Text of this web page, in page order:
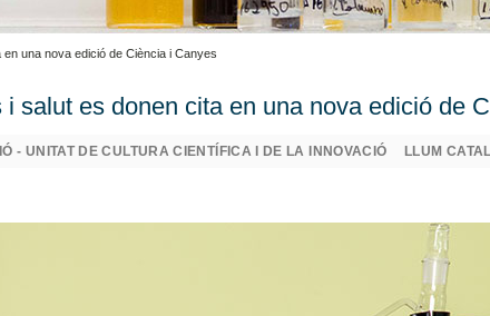
una nova edició de Ciència i Canyes
salut es donen cita en una nova edició de
- UNITAT DE CULTURA CIENTÍFICA I DE LA INNOVACIÓ LLUM